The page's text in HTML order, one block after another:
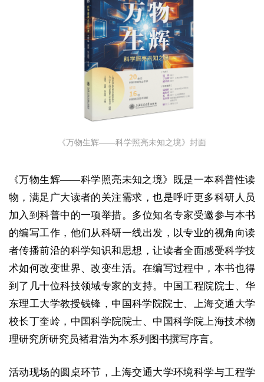
《万物生辉——科学照亮未知之境》封面
《万物生辉——科学照亮未知之境》既是一本科普性读
物，满足广大读者的关注需求，也是呼吁更多科研人员
加入到科普中的一项举措。多位知名专家受邀参与本书
的编写工作，他们从科研一线出发，以专业的视角向读
者传播前沿的科学知识和思想，让读者全面感受科学技
术如何改变世界、改变生活。在编写过程中，本书也得
到了几十位科技领域专家的支持。中国工程院院士、华
东理工大学教授钱锋，中国科学院院士、上海交通大学
校长丁奎岭，中国科学院院士、中国科学院上海技术物
理研究所研究员褚君浩为本系列图书撰写序言。
活动现场的圆桌环节，上海交通大学环境科学与工程学